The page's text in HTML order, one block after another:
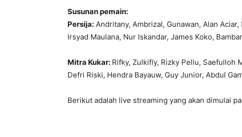
Susunan pemain:
Persija: Andritany, Ambrizal, Gunawan, Alan
Irsyad Maulana, Nur Iskandar, James Koko,
Mitra Kukar: Rifky, Zulkifly, Rizky Pellu, Saefulloh
Defri Riski, Hendra Bayauw, Guy Junior, Abdul
Berikut adalah live streaming yang akan dimulai